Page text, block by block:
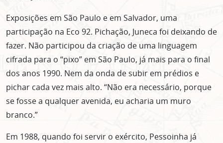
Exposições em São Paulo e em Salvador, uma
participação na Eco 92. Pichação, Juneca foi deixando de
fazer. Não participou da criação de uma linguagem
cifrada para o “pixo” em São Paulo, já mais para o final
dos anos 1990. Nem da onda de subir em prédios e
pichar cada vez mais alto. “Não era necessário, porque
se fosse a qualquer avenida, eu acharia um muro
branco.”
Em 1988, quando foi servir o exército, Pessoinha já